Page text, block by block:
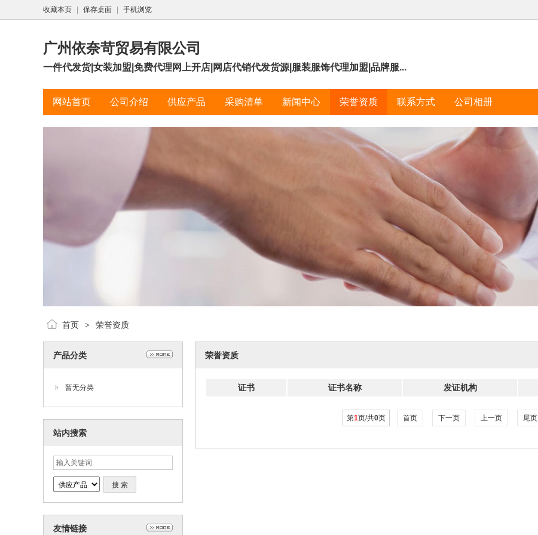
收藏本页 保存桌面 手机浏览
广州依奈苛贸易有限公司
一件代发货|女装加盟|免费代理网上开店|网店代销代发货源|服装服饰代理加盟|品牌服...
网站首页 公司介绍 供应产品 采购清单 新闻中心 荣誉资质 联系方式 公司相册
首页 > 荣誉资质
产品分类
暂无分类
站内搜索
友情链接
荣誉资质
证书 证书名称 发证机构
第1页/共0页 首页 下一页 上一页 尾页